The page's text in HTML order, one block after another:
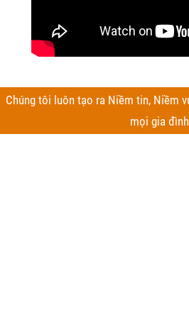
Chúng tôi luôn tạo ra Niềm tin, Niềm
mọi gia đình